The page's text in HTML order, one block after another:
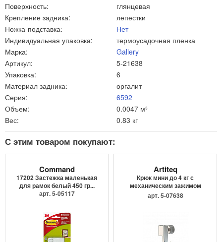
Поверхность:
глянцевая
Крепление задника:
лепестки
Ножка-подставка:
Нет
Индивидуальная упаковка:
термоусадочная пленка
Марка:
Gallery
Артикул:
5-21638
Упаковка:
6
Материал задника:
оргалит
Серия:
6592
Объем:
0.0047 м³
Вес:
0.83 кг
С этим товаром покупают:
Command
17202 Застежка маленькая
для рамок белый 450 гр...
арт. 5-05117
Artiteq
Крюк мини до 4 кг с
механическим зажимом
9.4205
арт. 5-07638